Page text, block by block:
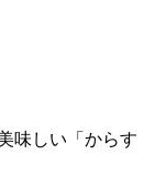
味しい「からす